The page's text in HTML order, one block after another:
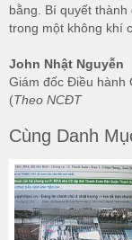
bằng. Bí quyết
trong một không khí
John Nhật Nguyễn
Giám đốc Điều hành
(Theo NCĐT
Cùng Danh